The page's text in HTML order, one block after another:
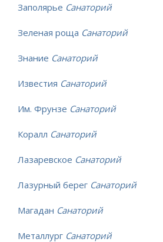
Заполярье Санаторий
Зеленая роща Санаторий
Знание Санаторий
Известия Санаторий
Им. Фрунзе Санаторий
Коралл Санаторий
Лазаревское Санаторий
Лазурный берег Санаторий
Магадан Санаторий
Металлург Санаторий